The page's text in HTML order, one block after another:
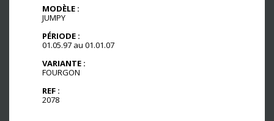
MODÈLE :
JUMPY
PÉRIODE :
01.05.97 au 01.01.07
VARIANTE :
FOURGON
REF :
2078